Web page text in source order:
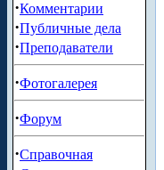
·Комментарии
·Публичные дела
·Преподаватели
·Фотогалерея
·Форум
·Справочная